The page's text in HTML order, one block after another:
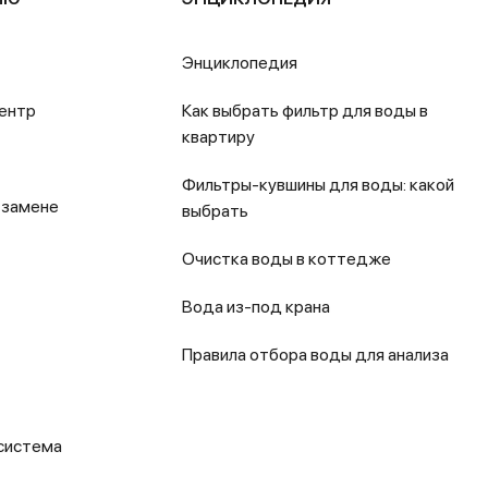
Энциклопедия
Как выбрать фильтр для воды в
квартиру
Фильтры-кувшины для воды: какой
выбрать
Очистка воды в коттедже
Вода из-под крана
Правила отбора воды для анализа